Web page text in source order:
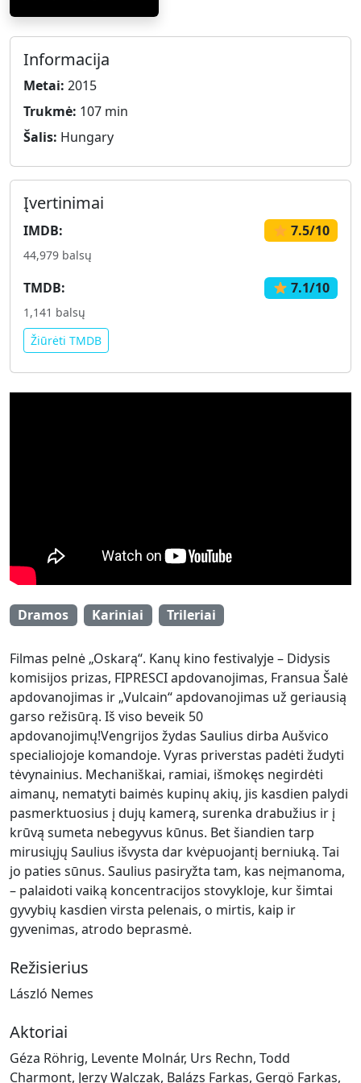
Informacija
Metai: 2015
Trukmė: 107 min
Šalis: Hungary
Įvertinimai
IMDB: 7.5/10
44,979 balsų
TMDB: 7.1/10
1,141 balsų
Žiūrėti TMDB
Dramos Kariniai Trileriai
Filmas pelnė „Oskarą“. Kanų kino festivalyje – Didysis
komisijos prizas, FIPRESCI apdovanojimas, Fransua Šalė
apdovanojimas ir „Vulcain“ apdovanojimas už geriausią
garso režisūrą. Iš viso beveik 50
apdovanojimų!Vengrijos žydas Saulius dirba Aušvico
specialiojoje komandoje. Vyras priverstas padėti žudyti
tėvynainius. Mechaniškai, ramiai, išmokęs negirdėti
aimanų, nematyti baimės kupinų akių, jis kasdien palydi
pasmerktuosius į dujų kamerą, surenka drabužius ir į
krūvą sumeta nebegyvus kūnus. Bet šiandien tarp
mirusiųjų Saulius išvysta dar kvėpuojantį berniuką. Tai
jo paties sūnus. Saulius pasiryžta tam, kas neįmanoma,
– palaidoti vaiką koncentracijos stovykloje, kur šimtai
gyvybių kasdien virsta pelenais, o mirtis, kaip ir
gyvenimas, atrodo beprasmė.
Režisierius
László Nemes
Aktoriai
Géza Röhrig, Levente Molnár, Urs Rechn, Todd
Charmont, Jerzy Walczak, Balázs Farkas, Gergö Farkas,